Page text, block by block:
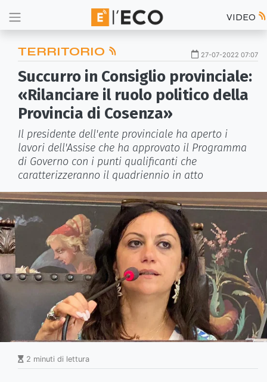
VIDEO
TERRITORIO 27-07-2022 07:07
Succurro in Consiglio provinciale:
«Rilanciare il ruolo politico della
Provincia di Cosenza»
Il presidente dell'ente provinciale ha aperto i
lavori dell'Assise che ha approvato il Programma
di Governo con i punti qualificanti che
caratterizzeranno il quadriennio in atto
2 minuti di lettura